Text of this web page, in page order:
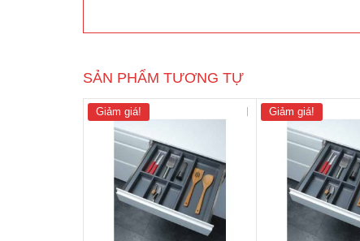
SẢN PHẨM TƯƠNG TỰ
Giảm giá! Giảm giá!